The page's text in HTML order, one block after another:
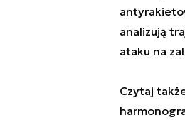
analizują
ataku na
Czytaj